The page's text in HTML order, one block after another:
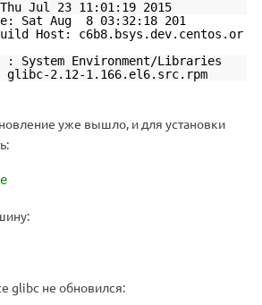
Jul 23 11:01:19 2015
Sat Aug 8 03:32:18 201
c6b8.bsys.dev.centos.or
Environment/Libraries
glibc-2.12-1.166.el6.src.rpm
уже вышло, и для установки
glibc не обновился: